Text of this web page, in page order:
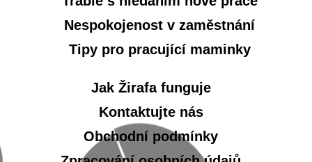
Nespokojenost v zaměstnání
Tipy pro pracující maminky
Jak Žirafa funguje
Kontaktujte nás
Obchodní podmínky